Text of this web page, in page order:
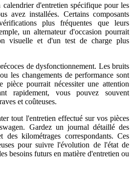
d'entretien spécifique pour les
avez installées. Certains composants
plus fréquentes que leurs
un alternateur d'occasion pourrait
visuelle et d'un test de charge plus
de dysfonctionnement. Les bruits
les changements de performance sont
pièce pourrait nécessiter une attention
rapidement, vous pouvez souvent
et coûteuses.
tout l'entretien effectué sur vos pièces
Gardez un journal détaillé des
des kilométrages correspondants. Ces
pour suivre l'évolution de l'état de
besoins futurs en matière d'entretien ou